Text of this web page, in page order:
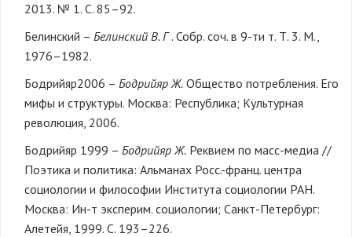
2013. № 1. С. 85–92.
Белинский – Белинский В. Г. Собр. соч. в 9-ти т. Т. 3. М.,
1976–1982.
Бодрийяр2006 – Бодрийяр Ж. Общество потребления. Его
мифы и структуры. Москва: Республика; Культурная
революция, 2006.
Бодрийяр 1999 – Бодрийяр Ж. Реквием по масс-медиа //
Поэтика и политика: Альманах Росс.-франц. центра
социологии и философии Института социологии РАН.
Москва: Ин-т эксперим. социологии; Санкт-Петербург:
Алетейя, 1999. С. 193–226.